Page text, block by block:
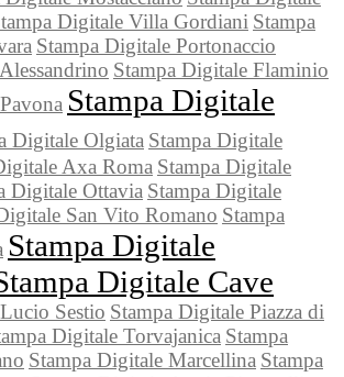
Digitale Villa Gordiani Stampa
Stampa Digitale Portonaccio
Stampa Digitale Flaminio
Stampa Digitale
Digitale Olgiata Stampa Digitale
Axa Roma Stampa Digitale
Digitale Ottavia Stampa Digitale
San Vito Romano Stampa
Stampa Digitale
Digitale Cave
Sestio Stampa Digitale Piazza di
Digitale Torvajanica Stampa
Stampa Digitale Marcellina Stampa